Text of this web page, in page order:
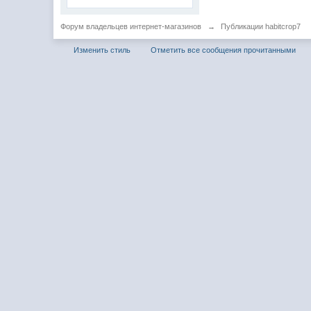
Форум владельцев интернет-магазинов → Публикации habitcrop7
Изменить стиль Отметить все сообщения прочитанными